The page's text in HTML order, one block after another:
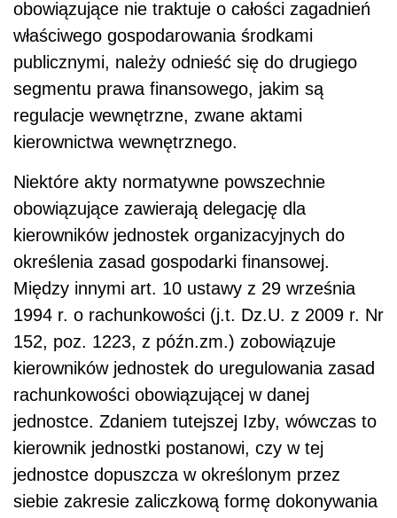
obowiązujące nie traktuje o całości zagadnień
właściwego gospodarowania środkami
publicznymi, należy odnieść się do drugiego
segmentu prawa finansowego, jakim są
regulacje wewnętrzne, zwane aktami
kierownictwa wewnętrznego.
Niektóre akty normatywne powszechnie
obowiązujące zawierają delegację dla
kierowników jednostek organizacyjnych do
określenia zasad gospodarki finansowej.
Między innymi art. 10 ustawy z 29 września
1994 r. o rachunkowości (j.t. Dz.U. z 2009 r. Nr
152, poz. 1223, z późn.zm.) zobowiązuje
kierowników jednostek do uregulowania zasad
rachunkowości obowiązującej w danej
jednostce. Zdaniem tutejszej Izby, wówczas to
kierownik jednostki postanowi, czy w tej
jednostce dopuszcza w określonym przez
siebie zakresie zaliczkową formę dokonywania